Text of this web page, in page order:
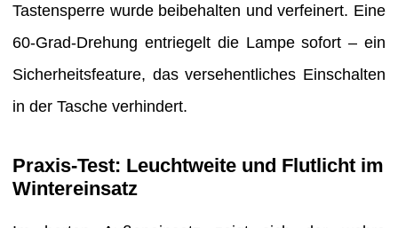
Tastensperre wurde beibehalten und verfeinert. Eine
60-Grad-Drehung entriegelt die Lampe sofort – ein
Sicherheitsfeature, das versehentliches Einschalten
in der Tasche verhindert.
Praxis-Test: Leuchtweite und Flutlicht im
Wintereinsatz